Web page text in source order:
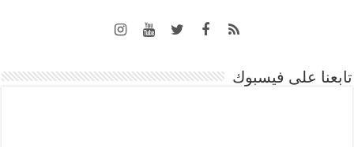
تابعنا على فيسبوك